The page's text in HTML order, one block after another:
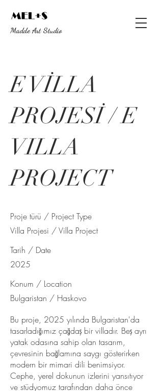
Madde Art Studio
E VİLLA
PROJESİ / E
VILLA
PROJECT
Proje türü / Project Type
Villa Projesi / Villa Project
Tarih / Date
2025
Konum / Location
Bulgaristan / Haskovo
Bu proje, 2025 yılında Bulgaristan'da
tasarladığımız çağdaş bir villadır. Beş ayrı
yatak odasına sahip olan tasarım,
çevresinin bağlamına saygı gösterirken
modern bir mimari dili benimsiyor.
Cephe, yerel dokunun izlerini yansıtıyor
ve stüdyomuz tarafından daha önce